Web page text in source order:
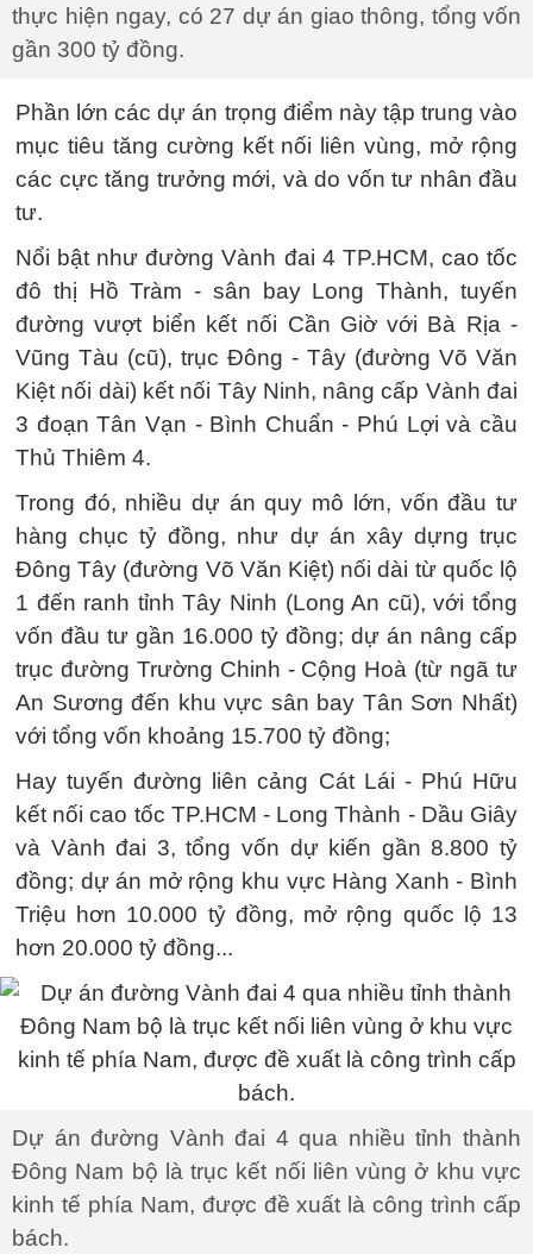
thực hiện ngay, có 27 dự án giao thông, tổng vốn
gần 300 tỷ đồng.
Phần lớn các dự án trọng điểm này tập trung vào
mục tiêu tăng cường kết nối liên vùng, mở rộng
các cực tăng trưởng mới, và do vốn tư nhân đầu
tư.
Nổi bật như đường Vành đai 4 TP.HCM, cao tốc
đô thị Hồ Tràm - sân bay Long Thành, tuyến
đường vượt biển kết nối Cần Giờ với Bà Rịa -
Vũng Tàu (cũ), trục Đông - Tây (đường Võ Văn
Kiệt nối dài) kết nối Tây Ninh, nâng cấp Vành đai
3 đoạn Tân Vạn - Bình Chuẩn - Phú Lợi và cầu
Thủ Thiêm 4.
Trong đó, nhiều dự án quy mô lớn, vốn đầu tư
hàng chục tỷ đồng, như dự án xây dựng trục
Đông Tây (đường Võ Văn Kiệt) nối dài từ quốc lộ
1 đến ranh tỉnh Tây Ninh (Long An cũ), với tổng
vốn đầu tư gần 16.000 tỷ đồng; dự án nâng cấp
trục đường Trường Chinh - Cộng Hoà (từ ngã tư
An Sương đến khu vực sân bay Tân Sơn Nhất)
với tổng vốn khoảng 15.700 tỷ đồng;
Hay tuyến đường liên cảng Cát Lái - Phú Hữu
kết nối cao tốc TP.HCM - Long Thành - Dầu Giây
và Vành đai 3, tổng vốn dự kiến gần 8.800 tỷ
đồng; dự án mở rộng khu vực Hàng Xanh - Bình
Triệu hơn 10.000 tỷ đồng, mở rộng quốc lộ 13
hơn 20.000 tỷ đồng...
Dự án đường Vành đai 4 qua nhiều tỉnh thành
Đông Nam bộ là trục kết nối liên vùng ở khu vực
kinh tế phía Nam, được đề xuất là công trình cấp
bách.